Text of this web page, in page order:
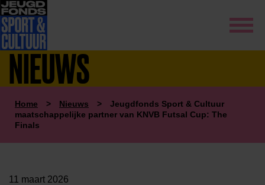
NIEUWS
Home > Nieuws >
Jeugdfonds Sport & Cultuur
maatschappelijke partner van KNVB Futsal Cup: The
Finals
11 maart 2026